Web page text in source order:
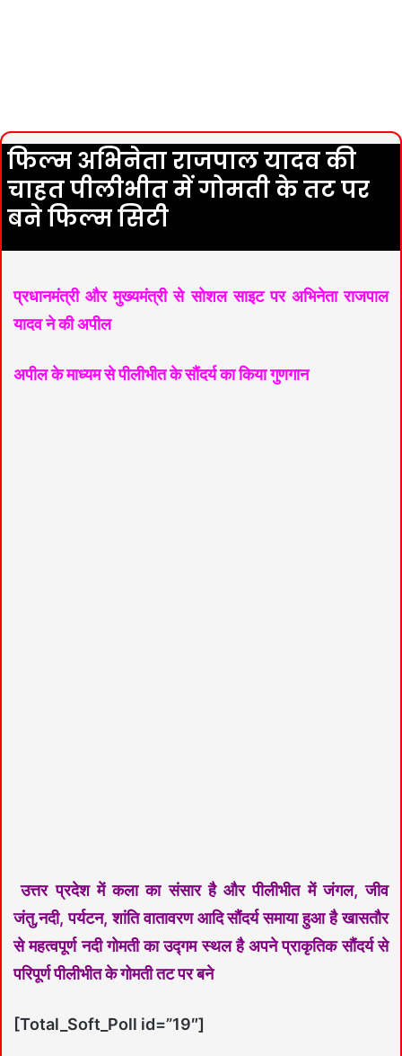
फिल्म अभिनेता राजपाल यादव की
चाहत पीलीभीत में गोमती के तट पर
बने फिल्म सिटी
प्रधानमंत्री और मुख्यमंत्री से सोशल साइट पर अभिनेता राजपाल
यादव ने की अपील
अपील के माध्यम से पीलीभीत के सौंदर्य का किया गुणगान
उत्तर प्रदेश में कला का संसार है और पीलीभीत में जंगल, जीव
जंतु,नदी, पर्यटन, शांति वातावरण आदि सौंदर्य समाया हुआ है खासतौर
से महत्वपूर्ण नदी गोमती का उद्गम स्थल है अपने प्राकृतिक सौंदर्य से
परिपूर्ण पीलीभीत के गोमती तट पर बने
[Total_Soft_Poll id=”19″]